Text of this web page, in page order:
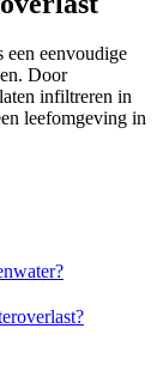
eenvoudige
Door
infiltreren in
leefomgeving in